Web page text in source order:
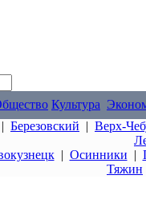
Культура
| Березовский | Верх-
| Осинники |
Тяжин